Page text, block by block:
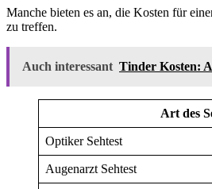
Manche bieten es an, die Kosten für
zu treffen.
Auch interessant Tinder Kosten:
Art des
Optiker Sehtest
Augenarzt Sehtest